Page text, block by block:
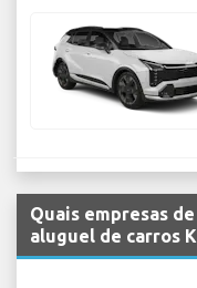
Quais empresas
aluguel de carros